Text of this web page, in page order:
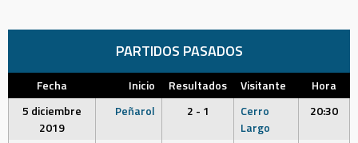
PARTIDOS PASADOS
Fecha Inicio Resultados Visitante
Hora
5 diciembre
2019
Peñarol 2 - 1
Cerro
Largo
20:30